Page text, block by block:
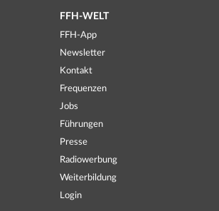
FFH-WELT
FFH-App
Newsletter
Kontakt
Frequenzen
Jobs
Führungen
Presse
Radiowerbung
Weiterbildung
Login